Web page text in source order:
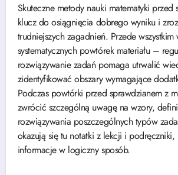
Skuteczne metody nauki matematyki przed sprawdzianem to
klucz do osiągnięcia dobrego wyniku i
trudniejszych zagadnień. Przede
systematycznych powtórek materiału –
rozwiązywanie zadań pomaga utrwalić
zidentyfikować obszary wymagające
Podczas powtórki przed sprawdzianem z
zwrócić szczególną uwagę na wzory,
rozwiązywania poszczególnych typów
okazują się tu notatki z lekcji i
informacje w logiczny sposób.